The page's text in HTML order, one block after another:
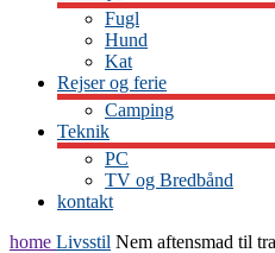
Fugl
Hund
Kat
Rejser og ferie
Camping
Teknik
PC
TV og Bredbånd
kontakt
home Livsstil Nem aftensmad til